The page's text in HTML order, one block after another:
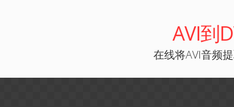
AVI到
在线将AVI音频